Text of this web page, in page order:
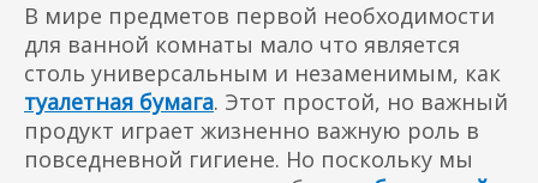
В мире предметов первой необходимости
для ванной комнаты мало что является
столь универсальным и незаменимым, как
туалетная бумага. Этот простой, но важный
продукт играет жизненно важную роль в
повседневной гигиене. Но поскольку мы